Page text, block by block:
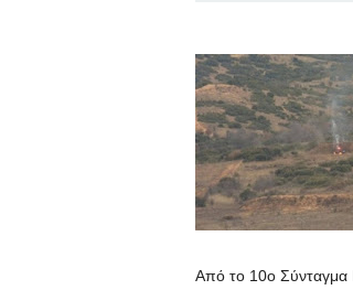
Από το 10ο Σύνταγμα